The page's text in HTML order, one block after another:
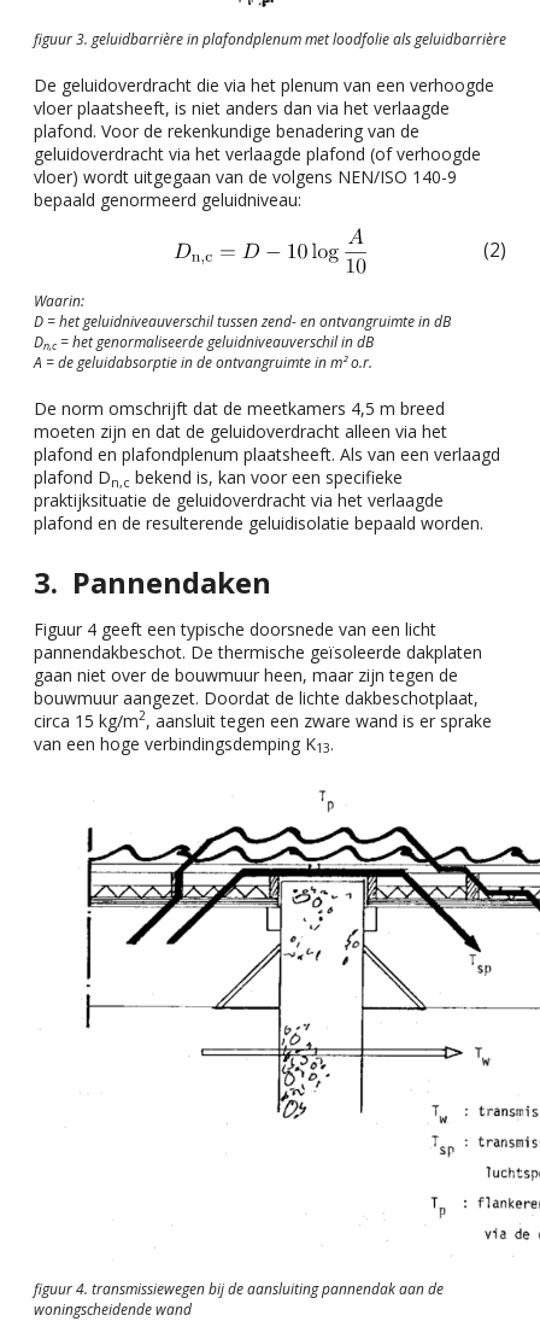
figuur 3. geluidbarrière in plafondplenum met loodfolie als geluidbarrière
De geluidoverdracht die via het plenum van een verhoogde
vloer plaatsheeft, is niet anders dan via het verlaagde
plafond. Voor de rekenkundige benadering van de
geluidoverdracht via het verlaagde plafond (of verhoogde
vloer) wordt uitgegaan van de volgens NEN/ISO 140-9
bepaald genormeerd geluidniveau:
(2)
Waarin:
D = het geluidniveauverschil tussen zend- en ontvangruimte in dB
Dn,c = het genormaliseerde geluidniveauverschil in dB
A = de geluidabsorptie in de ontvangruimte in m² o.r.
De norm omschrijft dat de meetkamers 4,5 m breed
moeten zijn en dat de geluidoverdracht alleen via het
plafond en plafondplenum plaatsheeft. Als van een verlaagd
plafond Dn,c bekend is, kan voor een specifieke
praktijksituatie de geluidoverdracht via het verlaagde
plafond en de resulterende geluidisolatie bepaald worden.
Pannendaken
Figuur 4 geeft een typische doorsnede van een licht
pannendakbeschot. De thermische geïsoleerde dakplaten
gaan niet over de bouwmuur heen, maar zijn tegen de
bouwmuur aangezet. Doordat de lichte dakbeschotplaat,
circa 15 kg/m2, aansluit tegen een zware wand is er sprake
van een hoge verbindingsdemping K13.
figuur 4. transmissiewegen bij de aansluiting pannendak aan de
woningscheidende wand